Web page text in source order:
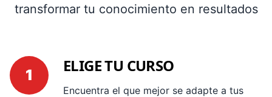
transformar tu conocimiento en resultados
1 ELIGE TU CURSO
Encuentra el que mejor se adapte a tus